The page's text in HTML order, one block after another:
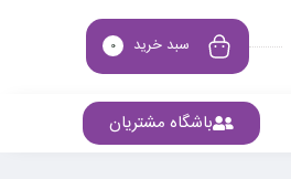
سبد خرید 0
باشگاه مشتریان